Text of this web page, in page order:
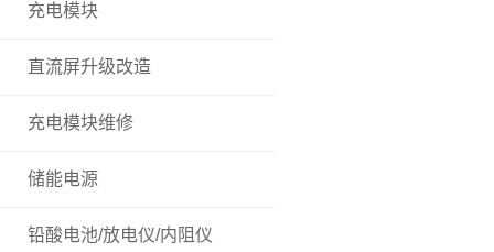
充电模块
直流屏升级改造
充电模块维修
储能电源
铅酸电池/放电仪/内阻仪